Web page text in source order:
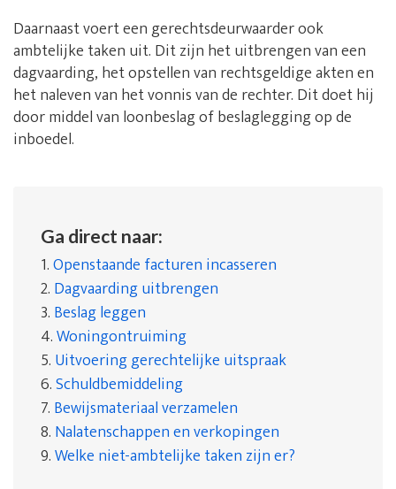
Daarnaast voert een gerechtsdeurwaarder ook
ambtelijke taken uit. Dit zijn het uitbrengen van een
dagvaarding, het opstellen van rechtsgeldige akten en
het naleven van het vonnis van de rechter. Dit doet hij
door middel van loonbeslag of beslaglegging op de
inboedel.
Ga direct naar:
1.Openstaande facturen incasseren
2. Dagvaarding uitbrengen
3. Beslag leggen
4.Woningontruiming
5. Uitvoering gerechtelijke uitspraak
6.Schuldbemiddeling
7. Bewijsmateriaal verzamelen
8. Nalatenschappen en verkopingen
9.Welke niet-ambtelijke taken zijn er?